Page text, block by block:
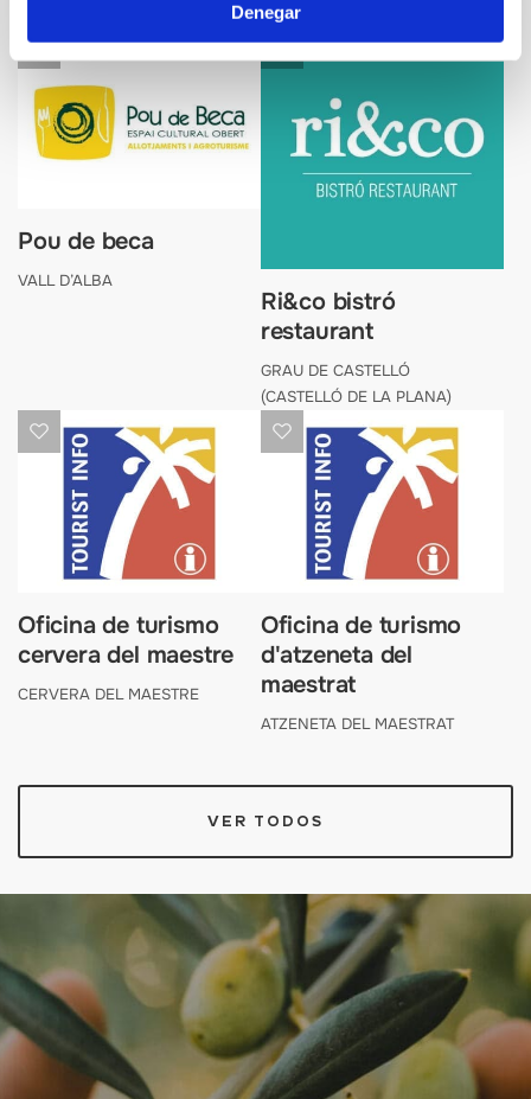
Denegar
pou de beca
VALL D’ALBA
ri&co bistró
restaurant
GRAU DE CASTELLÓ
(CASTELLÓ DE LA PLANA)
oficina de turismo
cervera del maestre
CERVERA DEL MAESTRE
oficina de turismo
d'atzeneta del
maestrat
ATZENETA DEL MAESTRAT
VER TODOS